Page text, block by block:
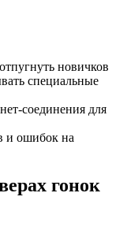
новичков
специальные
соединения для
и ошибок на
гонок